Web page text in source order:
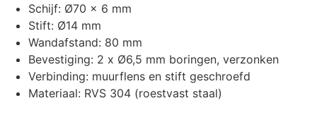
Schijf: Ø70 x 6 mm
Stift: Ø14 mm
Wandafstand: 80 mm
Bevestiging: 2 x Ø6,5 mm boringen, verzonken
Verbinding: muurflens en stift geschroefd
Materiaal: RVS 304 (roestvast staal)